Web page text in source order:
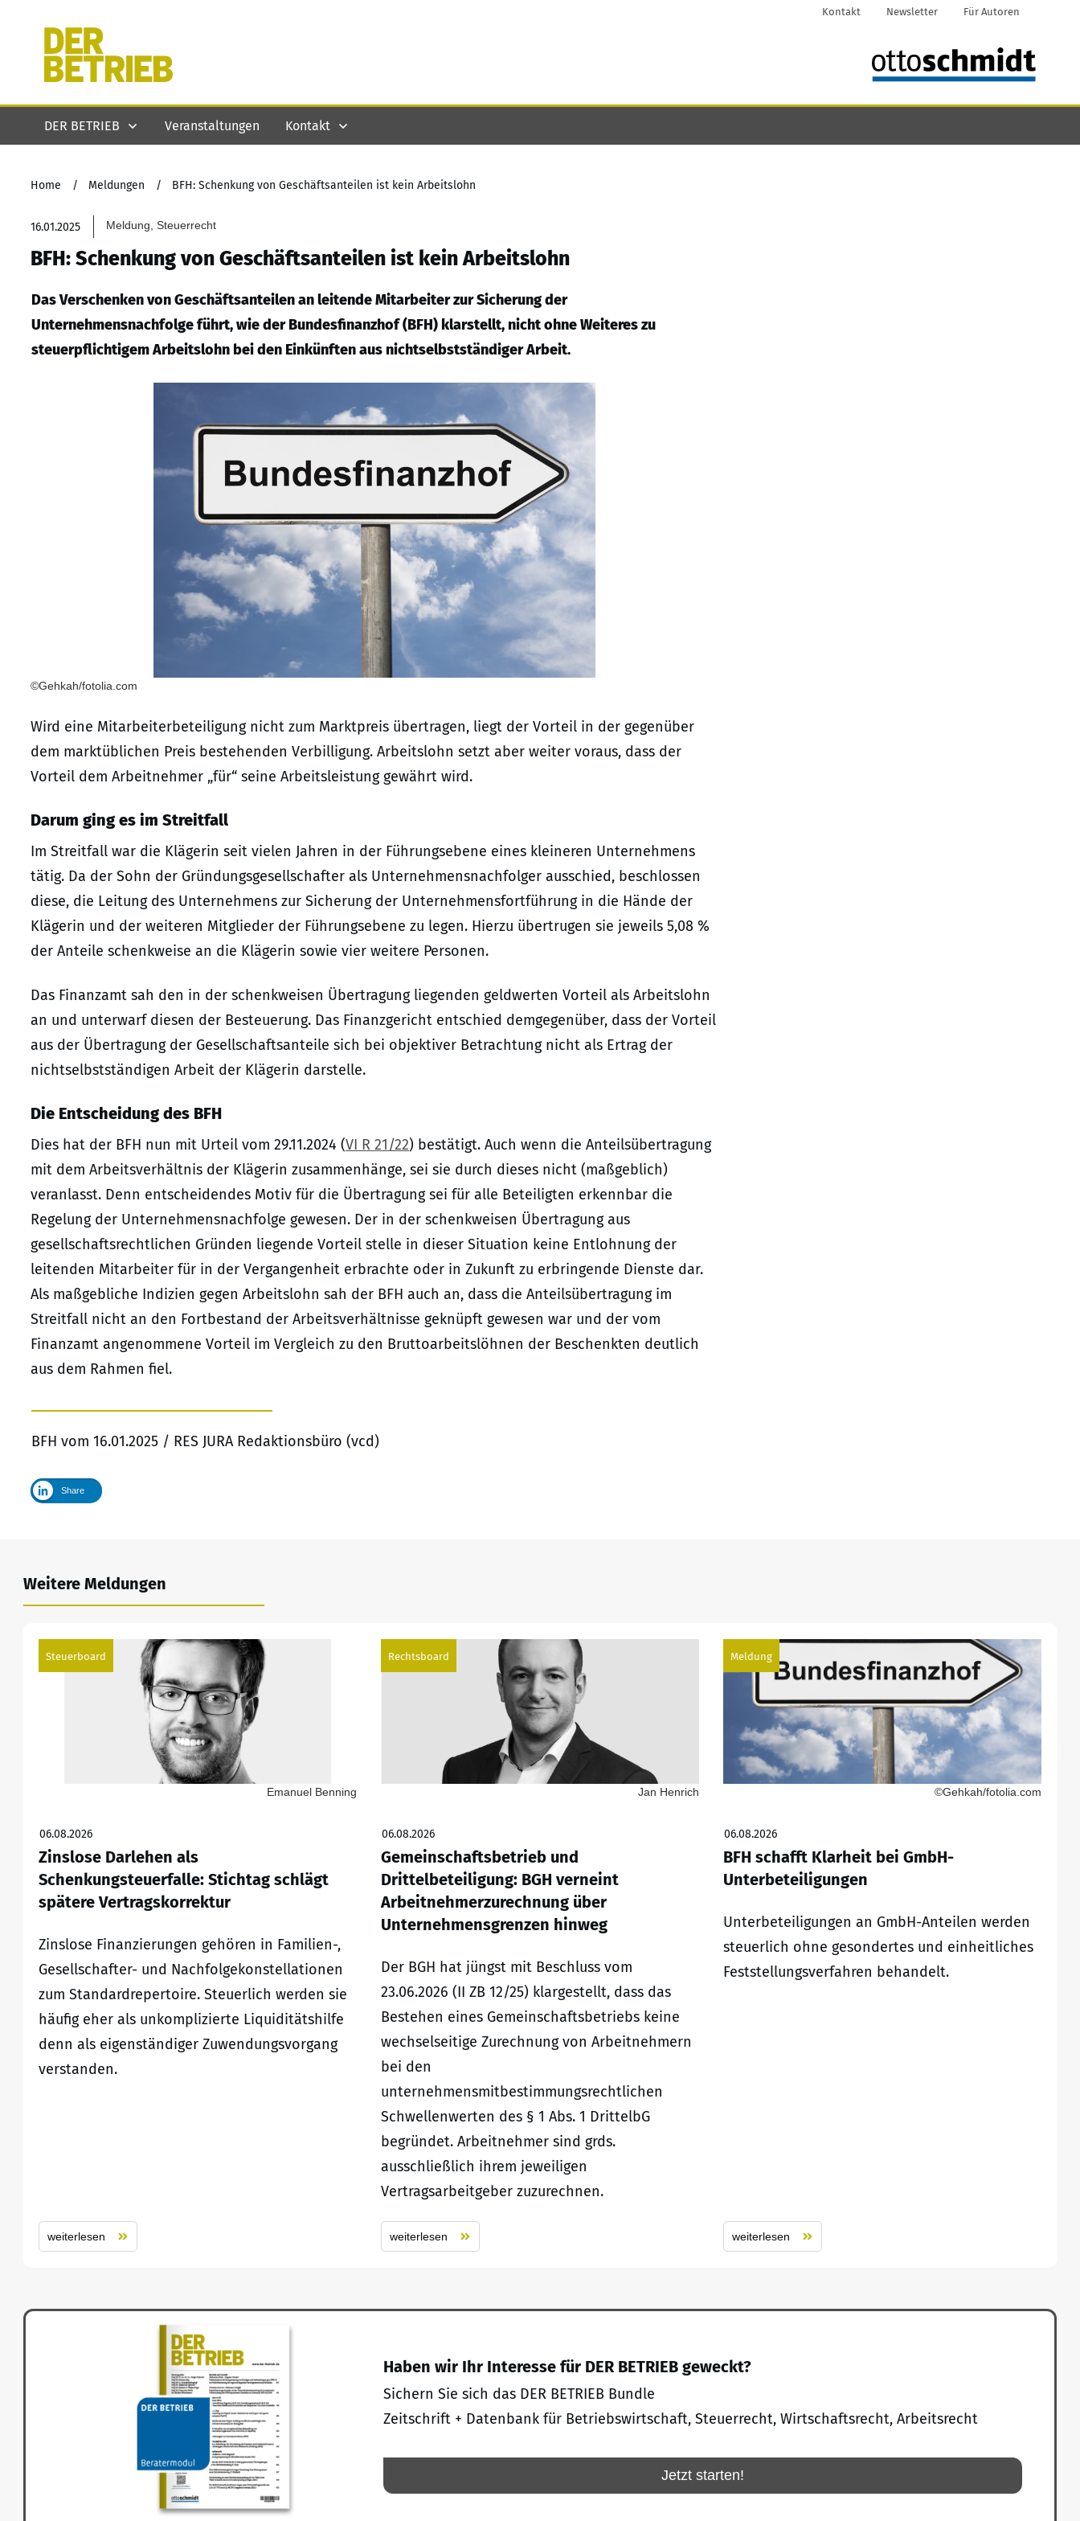
Kontakt Newsletter Für Autoren
DER BETRIEB Veranstaltungen Kontakt
Home / Meldungen / BFH: Schenkung von Geschäftsanteilen ist kein Arbeitslohn
16.01.2025 Meldung, Steuerrecht
BFH: Schenkung von Geschäftsanteilen ist kein Arbeitslohn
Das Verschenken von Geschäftsanteilen an leitende Mitarbeiter zur Sicherung der
Unternehmensnachfolge führt, wie der Bundesfinanzhof (BFH) klarstellt, nicht ohne Weiteres zu
steuerpflichtigem Arbeitslohn bei den Einkünften aus nichtselbstständiger Arbeit.
©Gehkah/fotolia.com
Wird eine Mitarbeiterbeteiligung nicht zum Marktpreis übertragen, liegt der Vorteil in der gegenüber
dem marktüblichen Preis bestehenden Verbilligung. Arbeitslohn setzt aber weiter voraus, dass der
Vorteil dem Arbeitnehmer „für“ seine Arbeitsleistung gewährt wird.
Darum ging es im Streitfall
Im Streitfall war die Klägerin seit vielen Jahren in der Führungsebene eines kleineren Unternehmens
tätig. Da der Sohn der Gründungsgesellschafter als Unternehmensnachfolger ausschied, beschlossen
diese, die Leitung des Unternehmens zur Sicherung der Unternehmensfortführung in die Hände der
Klägerin und der weiteren Mitglieder der Führungsebene zu legen. Hierzu übertrugen sie jeweils 5,08 %
der Anteile schenkweise an die Klägerin sowie vier weitere Personen.
Das Finanzamt sah den in der schenkweisen Übertragung liegenden geldwerten Vorteil als Arbeitslohn
an und unterwarf diesen der Besteuerung. Das Finanzgericht entschied demgegenüber, dass der Vorteil
aus der Übertragung der Gesellschaftsanteile sich bei objektiver Betrachtung nicht als Ertrag der
nichtselbstständigen Arbeit der Klägerin darstelle.
Die Entscheidung des BFH
Dies hat der BFH nun mit Urteil vom 29.11.2024 (VI R 21/22) bestätigt. Auch wenn die Anteilsübertragung
mit dem Arbeitsverhältnis der Klägerin zusammenhänge, sei sie durch dieses nicht (maßgeblich)
veranlasst. Denn entscheidendes Motiv für die Übertragung sei für alle Beteiligten erkennbar die
Regelung der Unternehmensnachfolge gewesen. Der in der schenkweisen Übertragung aus
gesellschaftsrechtlichen Gründen liegende Vorteil stelle in dieser Situation keine Entlohnung der
leitenden Mitarbeiter für in der Vergangenheit erbrachte oder in Zukunft zu erbringende Dienste dar.
Als maßgebliche Indizien gegen Arbeitslohn sah der BFH auch an, dass die Anteilsübertragung im
Streitfall nicht an den Fortbestand der Arbeitsverhältnisse geknüpft gewesen war und der vom
Finanzamt angenommene Vorteil im Vergleich zu den Bruttoarbeitslöhnen der Beschenkten deutlich
aus dem Rahmen fiel.
BFH vom 16.01.2025 / RES JURA Redaktionsbüro (vcd)
Share
Weitere Meldungen
Steuerboard
Emanuel Benning
06.08.2026
Zinslose Darlehen als
Schenkungsteuerfalle: Stichtag schlägt
spätere Vertragskorrektur
Zinslose Finanzierungen gehören in Familien-,
Gesellschafter- und Nachfolgekonstellationen
zum Standardrepertoire. Steuerlich werden sie
häufig eher als unkomplizierte Liquiditätshilfe
denn als eigenständiger Zuwendungsvorgang
verstanden.
weiterlesen
Rechtsboard
Jan Henrich
06.08.2026
Gemeinschaftsbetrieb und
Drittelbeteiligung: BGH verneint
Arbeitnehmerzurechnung über
Unternehmensgrenzen hinweg
Der BGH hat jüngst mit Beschluss vom
23.06.2026 (II ZB 12/25) klargestellt, dass das
Bestehen eines Gemeinschaftsbetriebs keine
wechselseitige Zurechnung von Arbeitnehmern
bei den
unternehmensmitbestimmungsrechtlichen
Schwellenwerten des § 1 Abs. 1 DrittelbG
begründet. Arbeitnehmer sind grds.
ausschließlich ihrem jeweiligen
Vertragsarbeitgeber zuzurechnen.
weiterlesen
Meldung
©Gehkah/fotolia.com
06.08.2026
BFH schafft Klarheit bei GmbH-
Unterbeteiligungen
Unterbeteiligungen an GmbH-Anteilen werden
steuerlich ohne gesondertes und einheitliches
Feststellungsverfahren behandelt.
weiterlesen
Haben wir Ihr Interesse für DER BETRIEB geweckt?
Sichern Sie sich das DER BETRIEB Bundle
Zeitschrift + Datenbank für Betriebswirtschaft, Steuerrecht, Wirtschaftsrecht, Arbeitsrecht
Jetzt starten!